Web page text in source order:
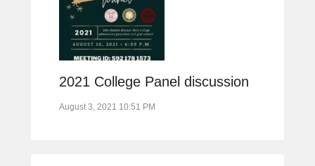
2021 College Panel discussion
August 3, 2021 10:51 PM